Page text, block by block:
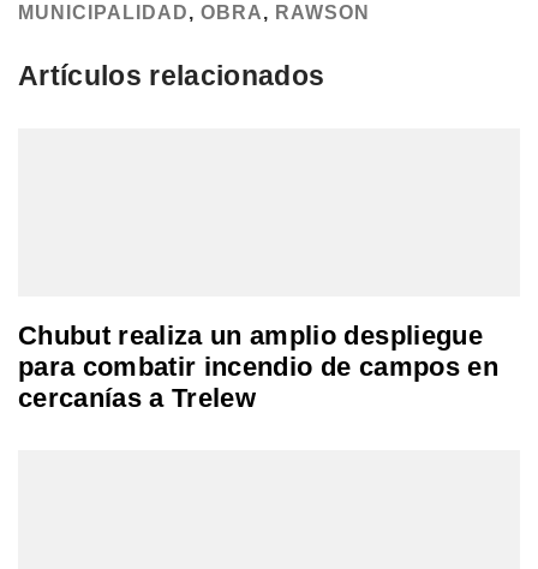
MUNICIPALIDAD
OBRA RAWSON
Artículos relacionados
Chubut realiza un amplio despliegue
para combatir incendio de campos en
cercanías a Trelew